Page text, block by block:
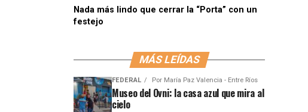
Nada más lindo que cerrar la “Porta” con un
festejo
MÁS LEÍDAS
FEDERAL Por María Paz Valencia - Entre Ríos
Museo del Ovni: la casa azul que mira al
cielo